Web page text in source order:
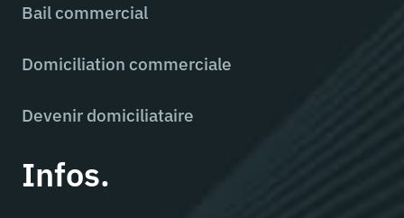
Bail commercial
Domiciliation commerciale
Devenir domiciliataire
Infos.